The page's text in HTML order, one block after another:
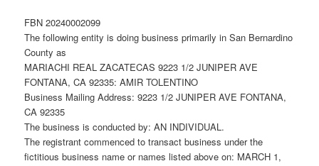
FBN 20240002099
The following entity is doing business primarily in San Bernardino
County as
MARIACHI REAL ZACATECAS 9223 1/2 JUNIPER AVE
FONTANA, CA 92335: AMIR TOLENTINO
Business Mailing Address: 9223 1/2 JUNIPER AVE FONTANA,
CA 92335
The business is conducted by: AN INDIVIDUAL.
The registrant commenced to transact business under the
fictitious business name or names listed above on: MARCH 1,